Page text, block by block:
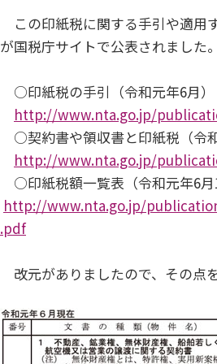
この印紙税に関する手引や適用
が国税庁サイトで公表されました。
○印紙税の手引（令和元年6月）
http://www.nta.go.jp/
○契約書や領収書と印紙税（令和
http://www.nta.go.jp/
○印紙税額一覧表（令和元年6月
http://www.nta.go.jp/
.pdf
改元がありましたので、その点